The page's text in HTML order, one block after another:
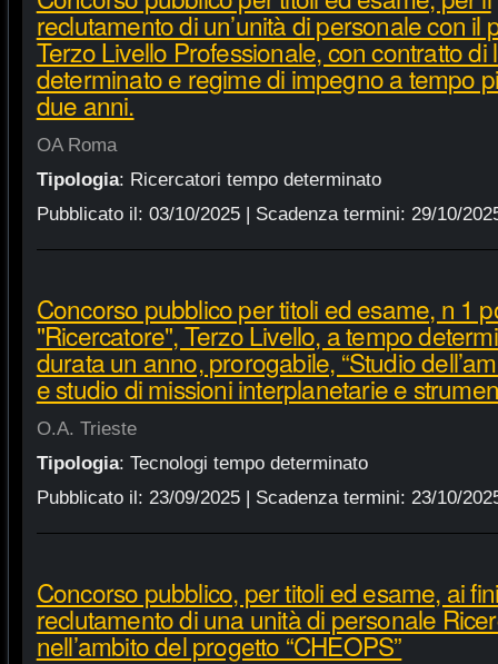
reclutamento di un’unità di personale con il
Terzo Livello Professionale, con contratto
determinato e regime di impegno a tempo
due anni.
OA Roma
Tipologia: Ricercatori tempo determinato
Pubblicato il: 03/10/2025| Scadenza termini: 29/10/
Concorso pubblico per titoli ed esame, n 1
"Ricercatore", Terzo Livello, a tempo
durata un anno, prorogabile, “Studio
e studio di missioni interplanetarie e
O.A. Trieste
Tipologia: Tecnologi tempo determinato
Pubblicato il: 23/09/2025| Scadenza termini: 23/10/
Concorso pubblico, per titoli ed esame, ai
reclutamento di una unità di personale
nell’ambito del progetto “CHEOPS”